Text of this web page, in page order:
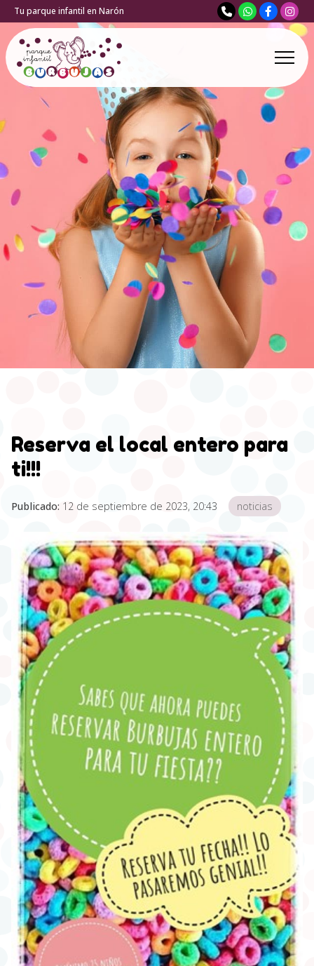
Tu parque infantil en Narón
Reserva el local entero para
ti!!!
Publicado: 12 de septiembre de 2023, 20:43 noticias